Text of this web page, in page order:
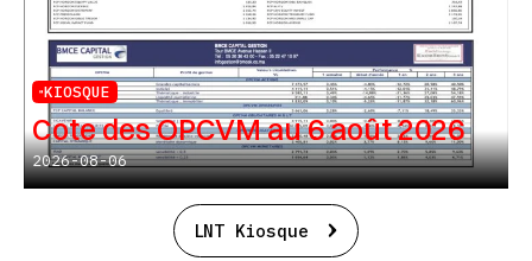
KIOSQUE
Cote des OPCVM au 6 août 2026
2026-08-06
LNT Kiosque